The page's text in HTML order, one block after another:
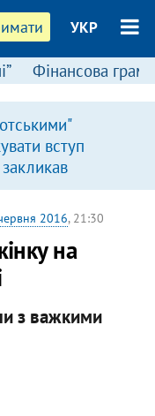
УКР
Фінансова
вступ
2016, 21:30
на
з важкими